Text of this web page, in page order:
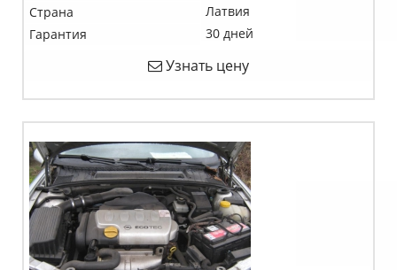
Страна
Латвия
Гарантия
30 дней
Узнать цену